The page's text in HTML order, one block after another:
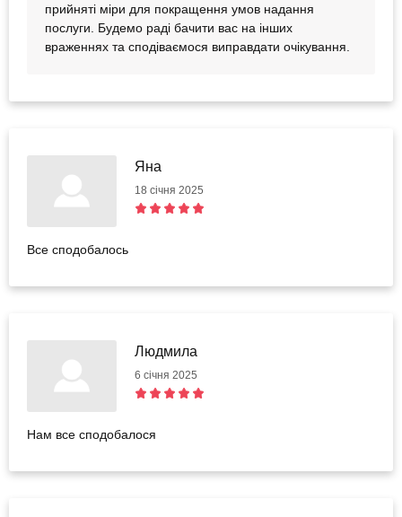
прийняті міри для покращення умов надання
послуги. Будемо раді бачити вас на інших
враженнях та сподіваємося виправдати очікування.
Яна
18 січня 2025
Все сподобалось
Людмила
6 січня 2025
Нам все сподобалося